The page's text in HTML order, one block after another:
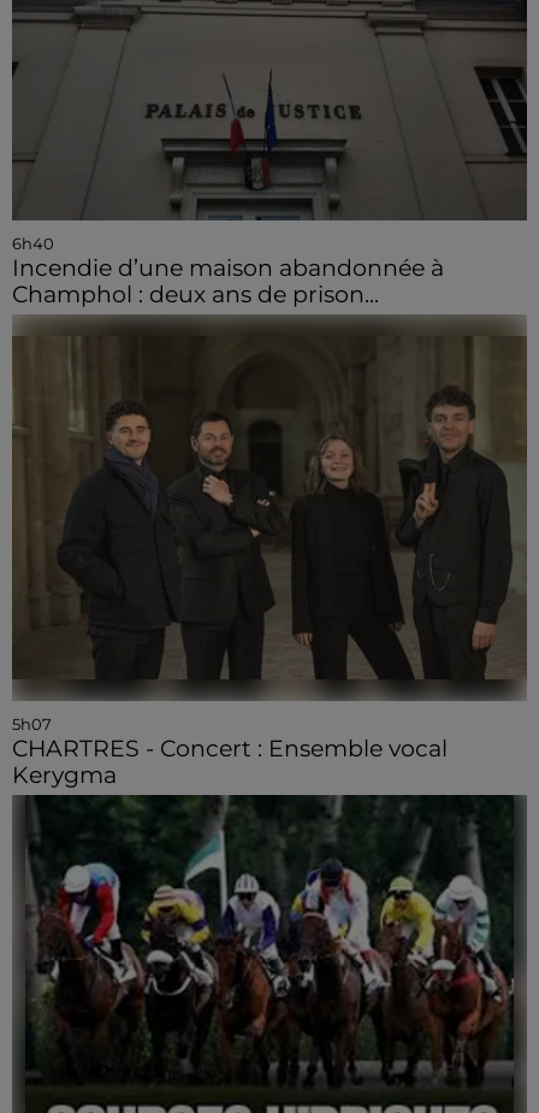
6h40
Incendie d’une maison abandonnée à
Champhol : deux ans de prison...
5h07
CHARTRES - Concert : Ensemble vocal
Kerygma